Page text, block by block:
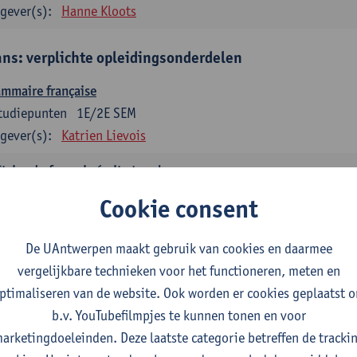
Hanne Kloots
verplichte opleidingsonderdelen
française
1E/2E SEM
Katrien Lievois
du français écrit et oral
Katrien Lievois Isa Van Acker
genres, discours en langue française
1E/2E SEM
studiepunten
Kris Peeters
verplichte opleidingsonderdelen
Cookie consent
De UAntwerpen maakt gebruik van cookies en daarmee
vergelijkbare technieken voor het functioneren, meten en
van de website. Ook worden er cookies geplaatst
b.v. YouTubefilmpjes te kunnen tonen en voor
Deze laatste categorie betreffen de